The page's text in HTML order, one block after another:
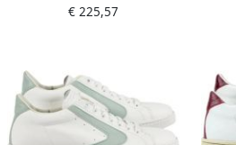
Toernooischoenen
€ 225,57